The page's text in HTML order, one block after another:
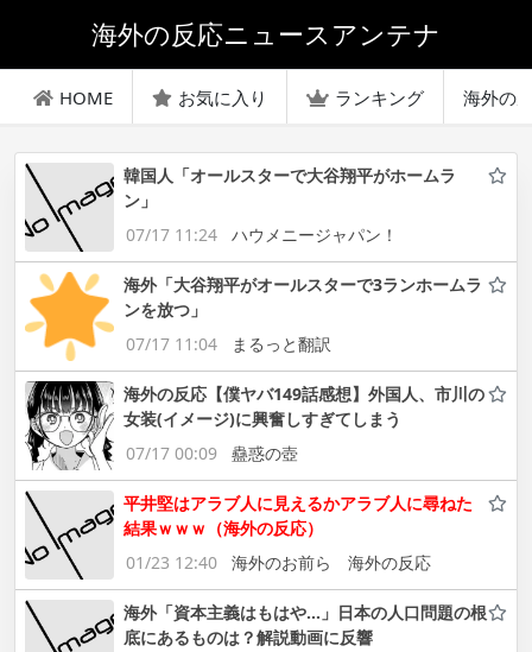
海外の反応ニュースアンテナ
HOME お気に入り ランキング 海外の
韓国人「オールスターで大谷翔平がホームラ
ン」
07/17 11:24
ハウメニージャパン！
海外「大谷翔平がオールスターで3ランホームラ
ンを放つ」
07/17 11:04
まるっと翻訳
海外の反応【僕ヤバ149話感想】外国人、市川の
女装(イメージ)に興奮しすぎてしまう
07/17 00:09
蠱惑の壺
平井堅はアラブ人に見えるかアラブ人に尋ねた
結果ｗｗｗ（海外の反応）
01/23 12:40
海外のお前ら 海外の反応
海外「資本主義はもはや…」日本の人口問題の根
底にあるものは？解説動画に反響